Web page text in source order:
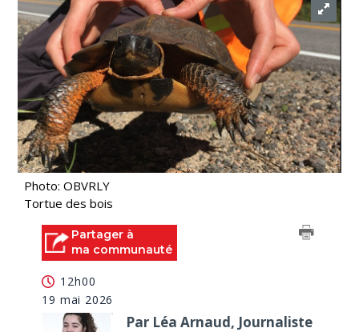
Photo: OBVRLY
Tortue des bois
Partager à
ma communauté
12h00
19 mai 2026
Par Léa Arnaud, Journaliste